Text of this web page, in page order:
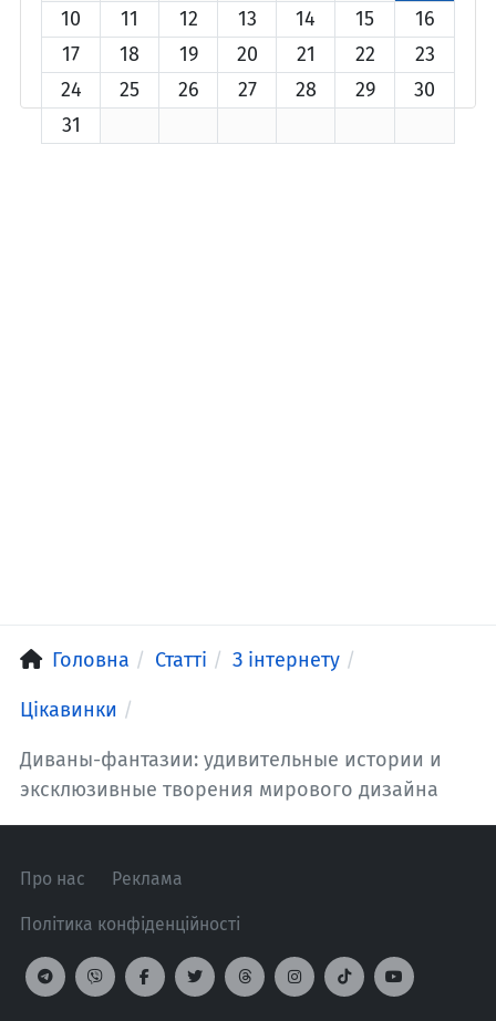
10
11 12 13 14 15
16
17
18 19 20 21 22
23
24
25 26 27 28 29
30
31
Головна Статті З інтернету
Цікавинки
Диваны-фантазии: удивительные истории и
эксклюзивные творения мирового дизайна
Про нас Реклама
Політика конфіденційності